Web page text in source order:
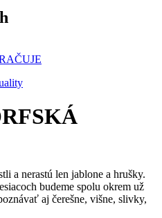
a nerastú len jablone a hrušky.
budeme spolu okrem už
aj čerešne, višne, slivky,